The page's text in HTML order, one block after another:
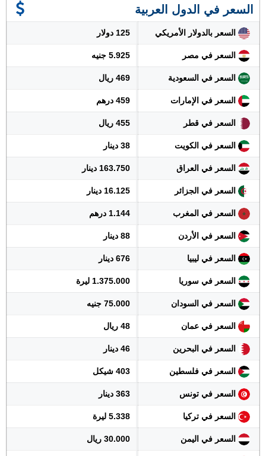
السعر في الدول العربية
السعر بالدولار الأمريكي 125 دولار
السعر في مصر 5.925 جنيه
السعر في السعودية 469 ريال
السعر في الإمارات 459 درهم
السعر في قطر 455 ريال
السعر في الكويت 38 دينار
السعر في العراق 163.750 دينار
السعر في الجزائر 16.125 دينار
السعر في المغرب 1.144 درهم
السعر في الأردن 88 دينار
السعر في ليبيا 676 دينار
السعر في سوريا 1.375.000 ليرة
السعر في السودان 75.000 جنيه
السعر في عمان 48 ريال
السعر في البحرين 46 دينار
السعر في فلسطين 403 شيكل
السعر في تونس 363 دينار
السعر في تركيا 5.338 ليرة
السعر في اليمن 30.000 ريال